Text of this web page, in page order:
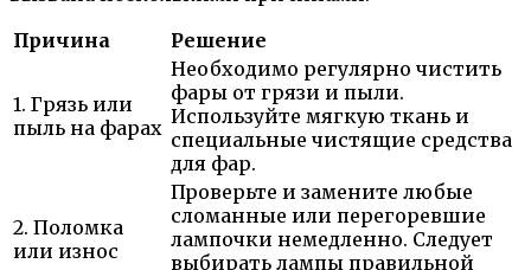
Причина
Решение
1. Грязь или
пыль на фарах
Необходимо регулярно чистить
фары от грязи и пыли.
Используйте мягкую ткань и
специальные чистящие средства
для фар.
2. Поломка
или износ
Проверьте и замените любые
сломанные или перегоревшие
лампочки немедленно. Следует
выбирать лампы правильной